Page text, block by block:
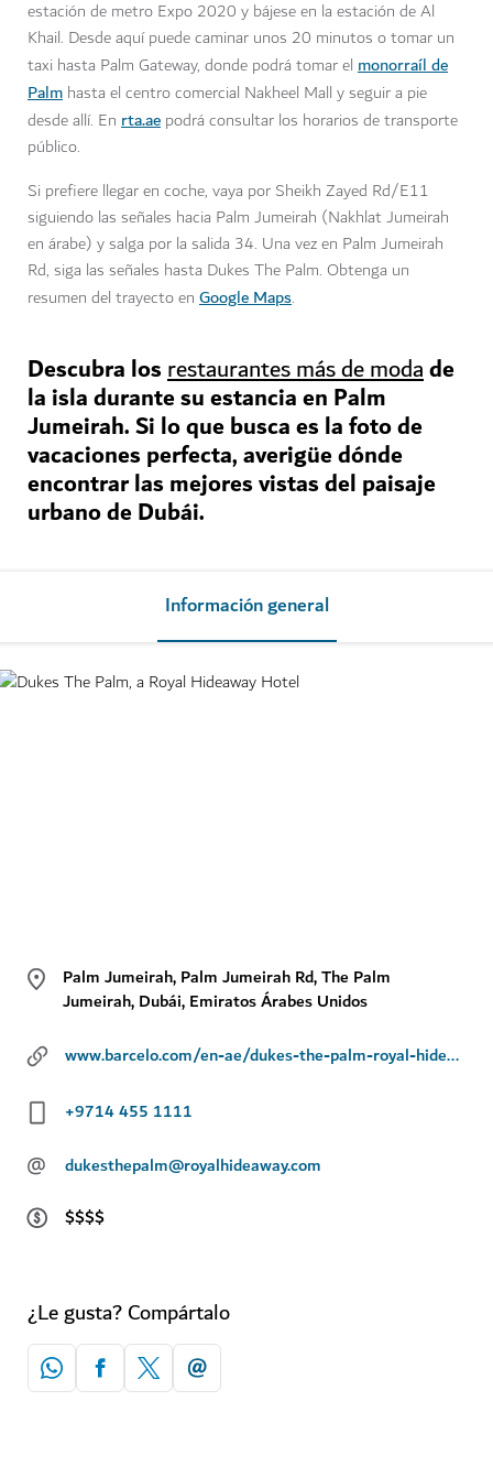
estación de metro Expo 2020 y bájese en la estación de Al
Khail. Desde aquí puede caminar unos 20 minutos o tomar un
taxi hasta Palm Gateway, donde podrá tomar el monorraíl de
Palm hasta el centro comercial Nakheel Mall y seguir a pie
desde allí. En rta.ae podrá consultar los horarios de transporte
público.
Si prefiere llegar en coche, vaya por Sheikh Zayed Rd/E11
siguiendo las señales hacia Palm Jumeirah (Nakhlat Jumeirah
en árabe) y salga por la salida 34. Una vez en Palm Jumeirah
Rd, siga las señales hasta Dukes The Palm. Obtenga un
resumen del trayecto en Google Maps.
Descubra losrestaurantes más de modade
la isla durante su estancia en Palm
Jumeirah. Si lo que busca es la foto de
vacaciones perfecta, averigüe dónde
encontrar las mejores vistas del paisaje
urbano de Dubái.
Información general
Palm Jumeirah, Palm Jumeirah Rd, The Palm
Jumeirah, Dubái, Emiratos Árabes Unidos
www.barcelo.com/en-ae/dukes-the-palm-royal-hideaway/
+9714 455 1111
@
dukesthepalm@royalhideaway.com
$$$$
¿Le gusta? Compártalo